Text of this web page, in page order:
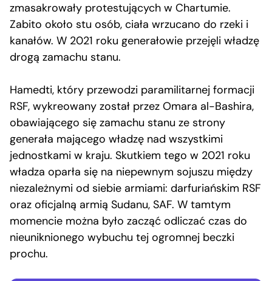
zmasakrowały protestujących w Chartumie.
Zabito około stu osób, ciała wrzucano do rzeki i
kanałów. W 2021 roku generałowie przejęli władzę
drogą zamachu stanu.
Hamedti, który przewodzi paramilitarnej formacji
RSF, wykreowany został przez Omara al-Bashira,
obawiającego się zamachu stanu ze strony
generała mającego władzę nad wszystkimi
jednostkami w kraju. Skutkiem tego w 2021 roku
władza oparła się na niepewnym sojuszu między
niezależnymi od siebie armiami: darfuriańskim RSF
oraz oficjalną armią Sudanu, SAF. W tamtym
momencie można było zacząć odliczać czas do
nieuniknionego wybuchu tej ogromnej beczki
prochu.